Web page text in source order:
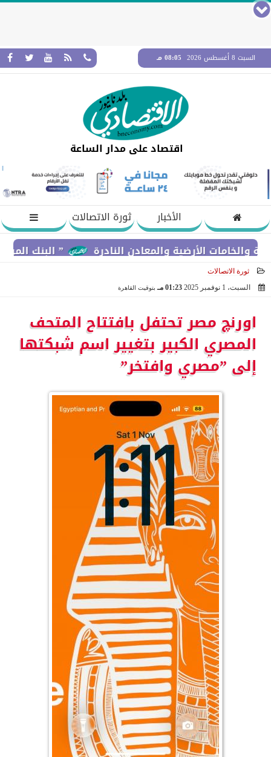
السبت 8 أغسطس 2026 08:05 مـ
اقتصاد على مدار الساعة
الأخبار
ثورة الاتصالات
” البنك المركزي” : معدلات الشمول المالي
الأرضية والمعادن النادرة
ثورة الاتصالات
السبت، 1 نوفمبر 2025
01:23 مـ بتوقيت القاهرة
اورنچ مصر تحتفل بافتتاح المتحف
المصري الكبير بتغيير اسم شبكتها
إلى ”مصري وافتخر”